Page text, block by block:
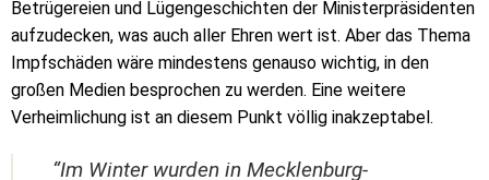
Betrügereien und Lügengeschichten der Ministerpräsidenten
aufzudecken, was auch aller Ehren wert ist. Aber das Thema
Impfschäden wäre mindestens genauso wichtig, in den
großen Medien besprochen zu werden. Eine weitere
Verheimlichung ist an diesem Punkt völlig inakzeptabel.
“Im Winter wurden in Mecklenburg-